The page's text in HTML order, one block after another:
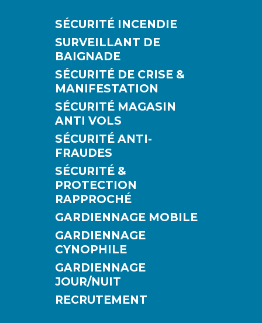
SÉCURITÉ INCENDIE
SURVEILLANT DE
BAIGNADE
SÉCURITÉ DE CRISE &
MANIFESTATION
SÉCURITÉ MAGASIN
ANTI VOLS
SÉCURITÉ ANTI-
FRAUDES
SÉCURITÉ &
PROTECTION
RAPPROCHÉ
GARDIENNAGE MOBILE
GARDIENNAGE
CYNOPHILE
GARDIENNAGE
JOUR/NUIT
RECRUTEMENT